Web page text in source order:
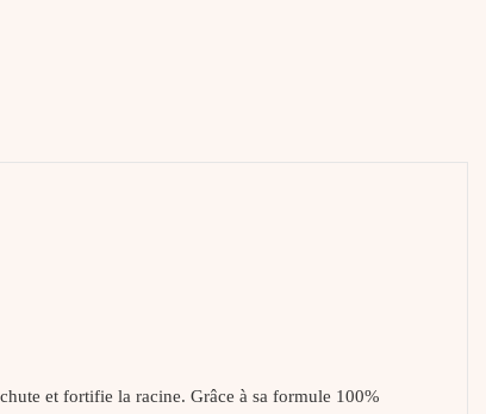
et fortifie la racine. Grâce à sa formule 100%